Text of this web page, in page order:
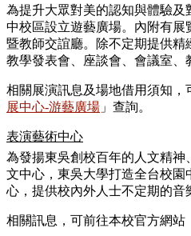
為提升大眾對美的認知與體驗
中校區設立遊藝廣場。內附有
暨教師交誼廳。除不定期提供精
教學發表會、座談會、會議室、
相關展演訊息及場地借用須知，
展中心-游藝廣場 」查詢。
表演藝術中心
為發揚東吳創校百年的人文精
文中心，東吳大學打造全台校園
心，提供校內外人士不定期的音
相關訊息，可前往本校官方網站